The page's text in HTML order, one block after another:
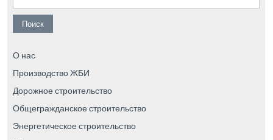
О нас
Производство ЖБИ
Дорожное строительство
Общегражданское строительство
Энергетическое строительство